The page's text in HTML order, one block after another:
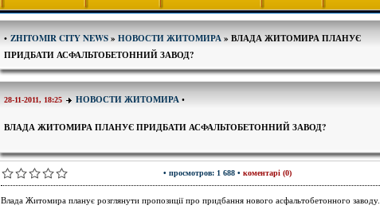
• ZHITOMIR CITY NEWS» НОВОСТИ ЖИТОМИРА» ВЛАДА ЖИТОМИРА ПЛАНУЄ
ПРИДБАТИ АСФАЛЬТОБЕТОННИЙ ЗАВОД?
28-11-2011, 18:25 НОВОСТИ ЖИТОМИРА •
ВЛАДА ЖИТОМИРА ПЛАНУЄ ПРИДБАТИ АСФАЛЬТОБЕТОННИЙ ЗАВОД?
• просмотров: 1 688 • коментарі (0)
Влада Житомира планує розглянути пропозиції про придбання нового асфальтобетонного заводу.